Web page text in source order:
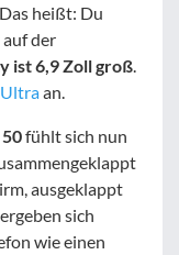
. Das heißt: Du
auf der
ist 6,9 Zoll groß
an.
fühlt sich nun
ausgeklappt
sich
wie einen